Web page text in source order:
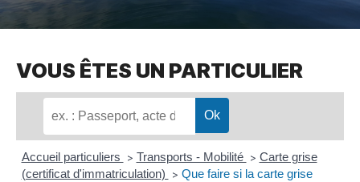
PORTDE PLAISANCE
MUSÉEDE PRÉHISTOIRE
VOUS ÊTES UN PARTICULIER
Accueil particuliers > Transports - Mobilité > Carte grise
(certificat d'immatriculation)
> Que faire si la carte grise